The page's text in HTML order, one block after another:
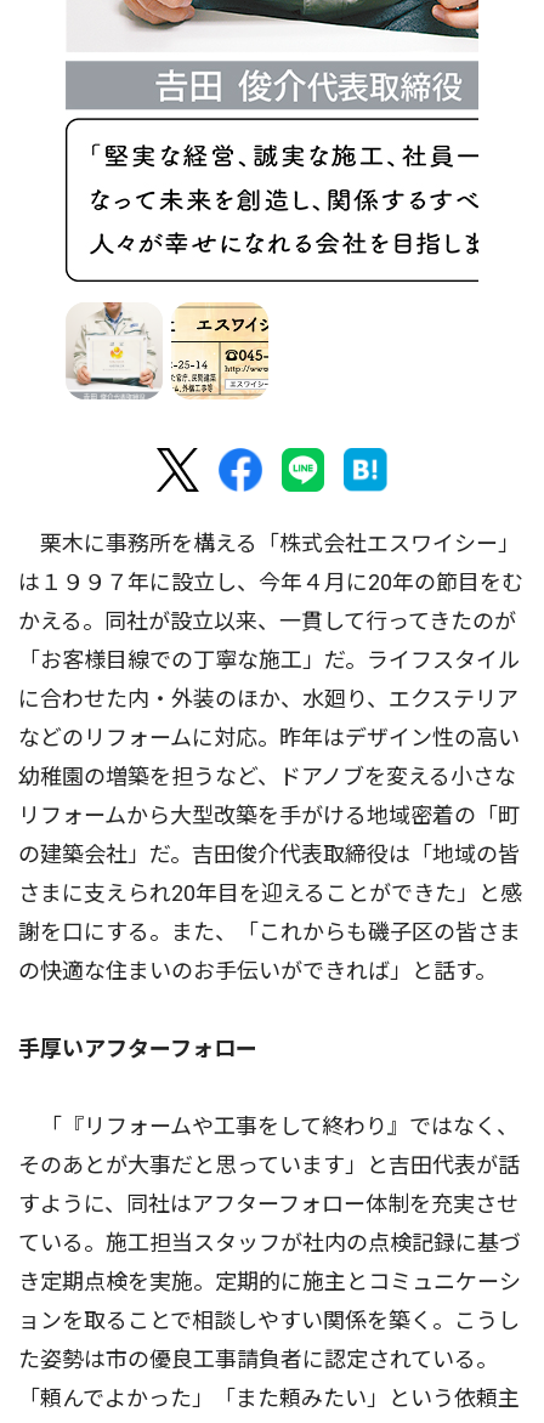
栗木に事務所を構える「株式会社エスワイシー」
は１９９７年に設立し、今年４月に20年の節目をむ
かえる。同社が設立以来、一貫して行ってきたのが
「お客様目線での丁寧な施工」だ。ライフスタイル
に合わせた内・外装のほか、水廻り、エクステリア
などのリフォームに対応。昨年はデザイン性の高い
幼稚園の増築を担うなど、ドアノブを変える小さな
リフォームから大型改築を手がける地域密着の「町
の建築会社」だ。吉田俊介代表取締役は「地域の皆
さまに支えられ20年目を迎えることができた」と感
謝を口にする。また、「これからも磯子区の皆さま
の快適な住まいのお手伝いができれば」と話す。
手厚いアフターフォロー
「『リフォームや工事をして終わり』ではなく、
そのあとが大事だと思っています」と吉田代表が話
すように、同社はアフターフォロー体制を充実させ
ている。施工担当スタッフが社内の点検記録に基づ
き定期点検を実施。定期的に施主とコミュニケーシ
ョンを取ることで相談しやすい関係を築く。こうし
た姿勢は市の優良工事請負者に認定されている。
「頼んでよかった」「また頼みたい」という依頼主